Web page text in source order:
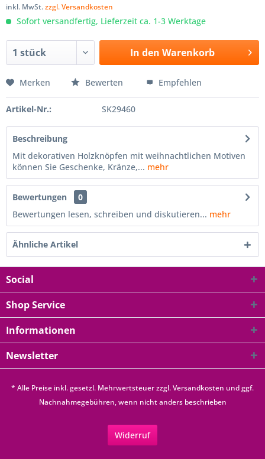
inkl. MwSt.zzgl. Versandkosten
Sofort versandfertig, Lieferzeit ca. 1-3 Werktage
In den Warenkorb
Merken Bewerten Empfehlen
Artikel-Nr.: SK29460
Beschreibung
Mit dekorativen Holzknöpfen mit weihnachtlichen Motiven
können Sie Geschenke, Kränze,... mehr
Bewertungen
0
Bewertungen lesen, schreiben und diskutieren... mehr
Ähnliche Artikel
Social
Shop Service
Informationen
Newsletter
* Alle Preise inkl. gesetzl. Mehrwertsteuer zzgl.Versandkosten und ggf.
Nachnahmegebühren, wenn nicht anders beschrieben
Widerruf